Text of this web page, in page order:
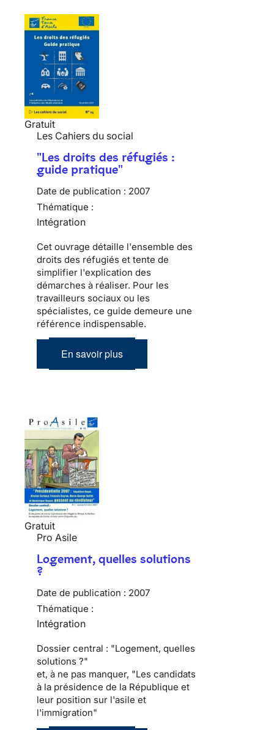
Gratuit
Les Cahiers du social
"Les droits des réfugiés :
guide pratique"
Date de publication : 2007
Thématique :
Intégration
Cet ouvrage détaille l'ensemble des
droits des réfugiés et tente de
simplifier l'explication des
démarches à réaliser. Pour les
travailleurs sociaux ou les
spécialistes, ce guide demeure une
référence indispensable.
En savoir plus
Gratuit
Pro Asile
Logement, quelles solutions
?
Date de publication : 2007
Thématique :
Intégration
Dossier central : "Logement, quelles
solutions ?"
et, à ne pas manquer, "Les candidats
à la présidence de la République et
leur position sur l'asile et
l'immigration"